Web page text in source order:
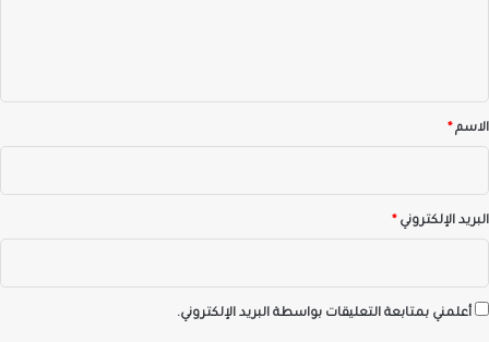
*الاسم *
البريد الإلكتروني *
أعلمني بمتابعة التعليقات بواسطة البريد الإلكتروني.